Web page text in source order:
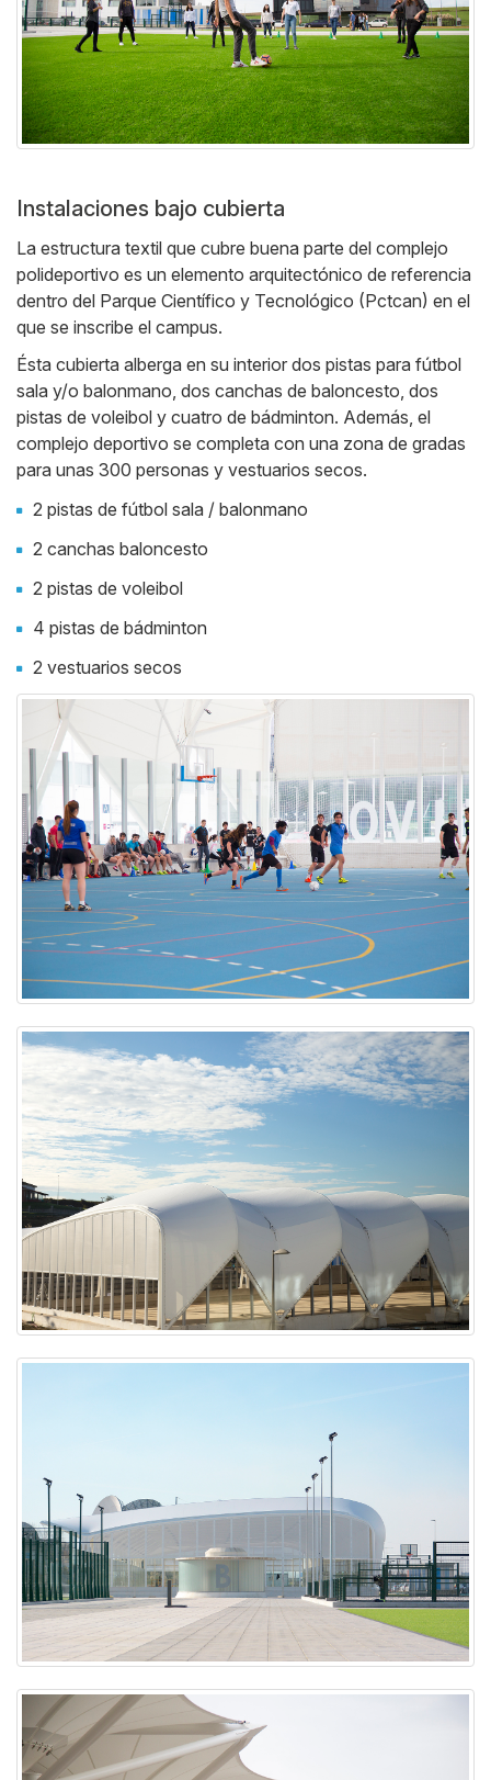
Instalaciones bajo cubierta
La estructura textil que cubre buena parte del complejo
polideportivo es un elemento arquitectónico de referencia
dentro del Parque Científico y Tecnológico (Pctcan) en el
que se inscribe el campus.
Ésta cubierta alberga en su interior dos pistas para fútbol
sala y/o balonmano, dos canchas de baloncesto, dos
pistas de voleibol y cuatro de bádminton. Además, el
complejo deportivo se completa con una zona de gradas
para unas 300 personas y vestuarios secos.
2 pistas de fútbol sala / balonmano
2 canchas baloncesto
2 pistas de voleibol
4 pistas de bádminton
2 vestuarios secos